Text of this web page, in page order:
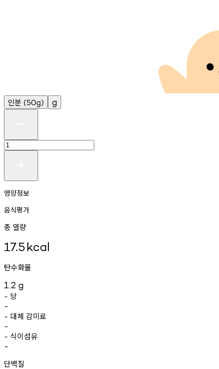
인분 (50g) g
영양정보
음식평가
총 열량
17.5kcal
탄수화물
1.2 g
- 당
-
- 대체 감미료
-
- 식이섬유
-
단백질